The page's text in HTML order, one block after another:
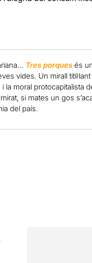
Tres porquesés
vides. Un mirall
la moral protocapitalista
si mates un gos
del país.